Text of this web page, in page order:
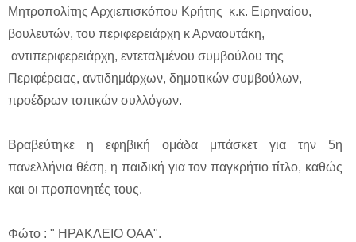
Μητροπολίτης Αρχιεπισκόπου Κρήτης κ.κ. Ειρηναίου,
βουλευτών, του περιφερειάρχη κ Αρναουτάκη,
αντιπεριφερειάρχη, εντεταλμένου συμβούλου της
Περιφέρειας, αντιδημάρχων, δημοτικών συμβούλων,
προέδρων τοπικών συλλόγων.
Βραβεύτηκε η εφηβική ομάδα μπάσκετ για την 5η
πανελλήνια θέση, η παιδική για τον παγκρήτιο τίτλο, καθώς
και οι προπονητές τους.
Φώτο : " ΗΡΑΚΛΕΙΟ ΟΑΑ".